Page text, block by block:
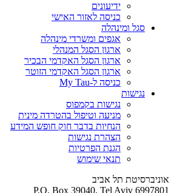
ידיעונים
כניסה לאזור האישי
סגל ומינהלה
אגפים ומשרדי מינהלה
ארגון הסגל המנהלי
ארגון הסגל האקדמי הבכיר
ארגון הסגל האקדמי הזוטר
כניסה ל-My Tau
נגישות
נגישות בקמפוס
מניעה וטיפול בהטרדה מינית
הנחיות בדבר חוק חופש המידע
הצהרת נגישות
הגנת הפרטיות
תנאי שימוש
אוניברסיטת תל אביב
P.O. Box 39040, Tel Aviv 6997801